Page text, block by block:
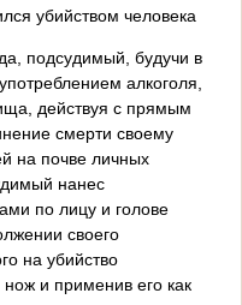
убийством человека
подсудимый, будучи в
алкоголя,
действуя с прямым
смерти своему
на почве личных
нанес
по лицу и голове
своего
на убийство
и применив его как